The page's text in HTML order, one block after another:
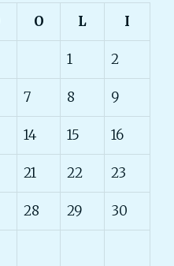
O L I
1 2
7 8 9
14 15 16
21 22 23
28 29 30